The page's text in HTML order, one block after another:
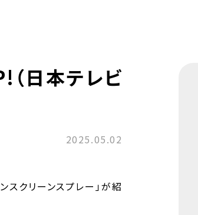
（日本テレビ
2025.05.02
スクリーンスプレー」が紹